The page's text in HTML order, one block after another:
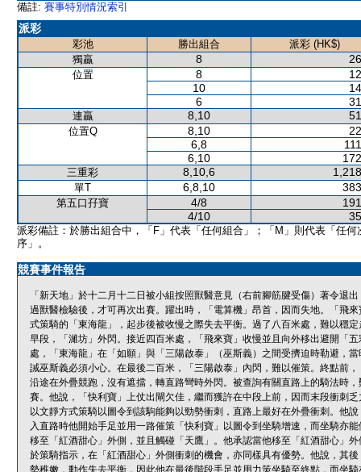
備註: 賽事特別情況索引
派彩
彩池 勝出組合
派彩 (HK$)
獨贏
8
位置 8
10
6
連贏 8,10
位置Q 8,10
6,8
6,10
三重彩 8,10,6
單T 6,8,10
第五口孖寶 4/8
4/10
派彩備註：於勝出組合中，「F」代表「任何組合」；「M」則代表「任何
序」。
競賽事件報告
「新天地」於十二月十二日被小組按照獸醫意見（右前腳筋腱受傷）著令退
過獸醫檢驗後，才可再次出賽。躍出時，「電算機」昂首，因而失地。「飛
式策騎的「東海龍」，起步後被收慢之際失去平衡。過了八百米處，難以穩
早段，「濰坊」外閃。接近四百米處，「飛來寶」收慢並且向外移出避開「
處，「東海龍」在「如願」與「三陽啟泰」（巫斯義）之間受擠迫時勒避，
誡巫斯義必須小心。在最後二百米，「三陽啟泰」內閃，難以催策。終點前
沿途在外疊競跑，沒有遮擋，轉直路彎時外閃。被查詢有關直路上的騎法時
賽。他說，「快利寶」上仗出閘欠佳，繼而獲許在中段上前，因而末段衝刺
以文靜方式策騎以圖令到該駒能夠以勁勢衝刺，直路上最好在外疊衝刺。他
入直路時他開始手足並用一路催策「快利寶」以圖令到坐騎增速，而坐騎亦
移至「紅酒甜心」外側，並且觸碰「天鷹」。他承認當他移至「紅酒甜心」
於策騎指示，在「紅酒甜心」外側衝刺的機會，亦同樣具有優勢。他說，其
勢稚嫩，動作失去平衡，因此他在最後階段手足並用力策坐騎至終點，而坐